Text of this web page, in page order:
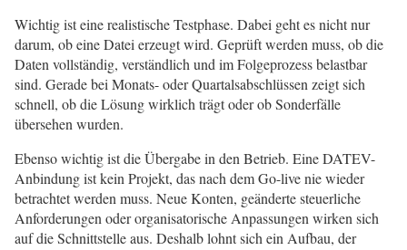
Wichtig ist eine realistische Testphase. Dabei geht es nicht nur
darum, ob eine Datei erzeugt wird. Geprüft werden muss, ob die
Daten vollständig, verständlich und im Folgeprozess belastbar
sind. Gerade bei Monats- oder Quartalsabschlüssen zeigt sich
schnell, ob die Lösung wirklich trägt oder ob Sonderfälle
übersehen wurden.
Ebenso wichtig ist die Übergabe in den Betrieb. Eine DATEV-
Anbindung ist kein Projekt, das nach dem Go-live nie wieder
betrachtet werden muss. Neue Konten, geänderte steuerliche
Anforderungen oder organisatorische Anpassungen wirken sich
auf die Schnittstelle aus. Deshalb lohnt sich ein Aufbau, der